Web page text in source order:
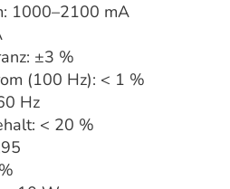
1000–2100 mA
±3 %
(100 Hz): < 1 %
Hz
< 20 %